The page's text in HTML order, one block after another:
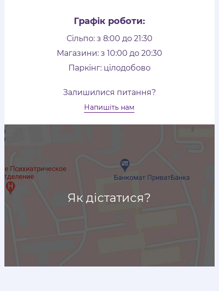
Графік роботи:
Сільпо: з 8:00 до 21:30
Магазини: з 10:00 до 20:30
Паркінг: цілодобово
Залишилися питання?
Напишіть нам
Як дістатися?